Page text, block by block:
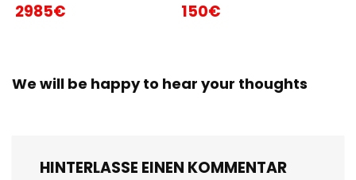
2985€ 150€
We will be happy to hear your thoughts
HINTERLASSE EINEN KOMMENTAR